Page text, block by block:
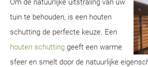
Om de natuurlijke uitstraling van uw
tuin te behouden, is een houten
schutting de perfecte keuze. Een
houten schutting geeft een warme
sfeer en smelt door de natuurlijke